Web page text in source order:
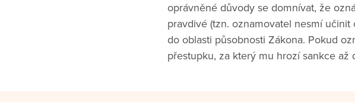
oprávněné důvody se domnívat, že
pravdivé (tzn. oznamovatel nesmí
do oblasti působnosti Zákona. Pokud
přestupku, za který mu hrozí sankce